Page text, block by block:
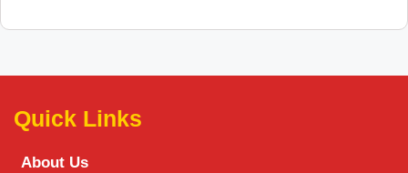
Quick Links
About Us